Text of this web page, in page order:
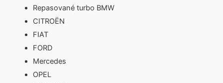
Repasované turbo BMW
CITROËN
FIAT
FORD
Mercedes
OPEL